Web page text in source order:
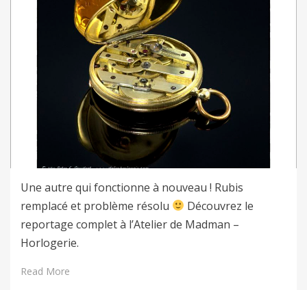
Une autre qui fonctionne à nouveau ! Rubis
remplacé et problème résolu
Découvrez le
reportage complet à l’Atelier de Madman –
Horlogerie.
Read More